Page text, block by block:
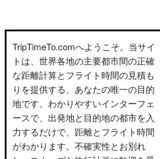
TripTimeTo.comへようこそ。当サイ
トは、世界各地の主要都市間の正確
な距離計算とフライト時間の見積も
りを提供する、あなたの唯一の目的
地です。わかりやすいインターフェ
ースで、出発地と目的地の都市を入
力するだけで、距離とフライト時間
がわかります。不確実性とお別れ